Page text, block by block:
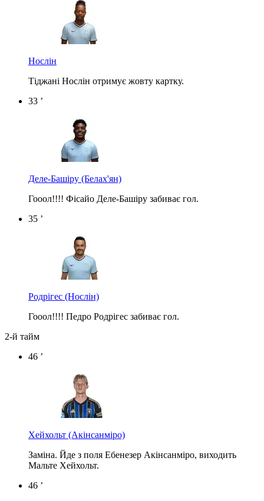
Нослін
Тіджані Нослін отримує жовту картку.
33 ’
Деле-Башіру (Белах'ян)
Гооол!!!! Фісайо Деле-Башіру забиває гол.
35 ’
Родрігес (Нослін)
Гооол!!!! Педро Родрігес забиває гол.
2-й тайм
46 ’
Хейхольт (Акінсанміро)
Заміна. Йде з поля Ебенезер Акінсанміро, виходить
Мальте Хейхольт.
46 ’